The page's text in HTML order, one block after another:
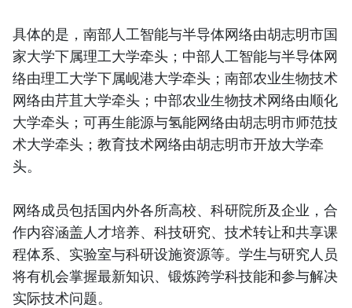
具体的是，南部人工智能与半导体网络由胡志明市国
家大学下属理工大学牵头；中部人工智能与半导体网
络由理工大学下属岘港大学牵头；南部农业生物技术
网络由芹苴大学牵头；中部农业生物技术网络由顺化
大学牵头；可再生能源与氢能网络由胡志明市师范技
术大学牵头；教育技术网络由胡志明市开放大学牵
头。
网络成员包括国内外各所高校、科研院所及企业，合
作内容涵盖人才培养、科技研究、技术转让和共享课
程体系、实验室与科研设施资源等。学生与研究人员
将有机会掌握最新知识、锻炼跨学科技能和参与解决
实际技术问题。